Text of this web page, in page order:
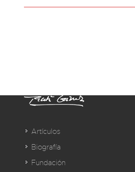
Artículos
Biografía
Fundación